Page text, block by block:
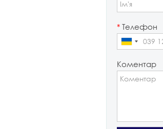
* Телефон
Коментар